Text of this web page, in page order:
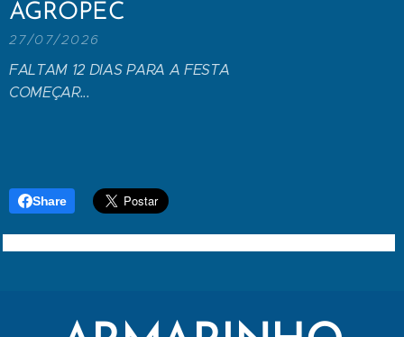
AGROPEC
27/07/2026
FALTAM 12 DIAS PARA A FESTA
COMEÇAR...
Share